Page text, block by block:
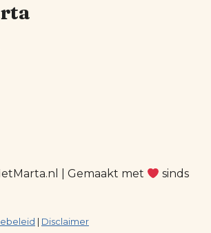
| Gemaakt met
sinds
| Disclaimer